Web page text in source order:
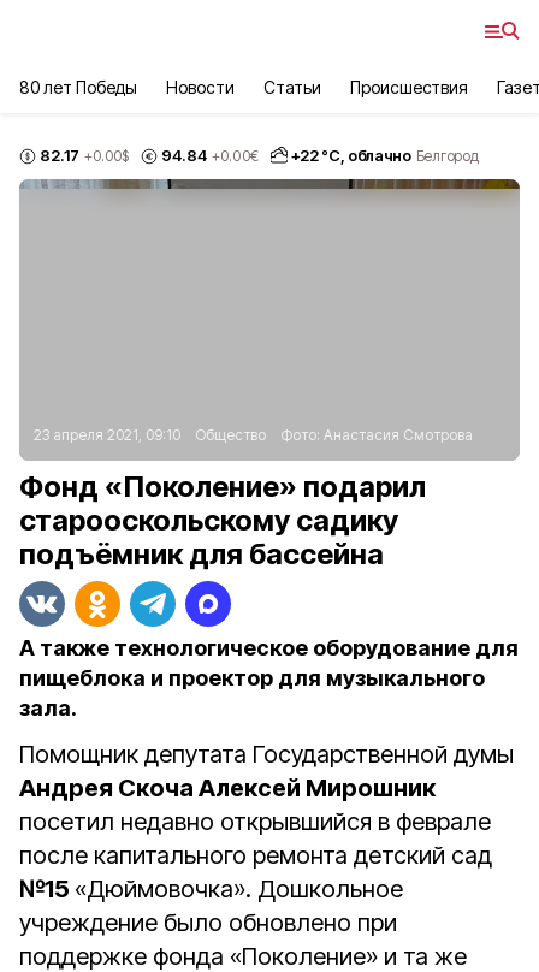
80 лет Победы Новости Статьи Происшествия
82.17 +0.00$ 94.84 +0.00€ +22°С, облачно Белгород
23 апреля 2021, 09:10 Общество Фото: Анастасия Смотрова
Фонд «Поколение» подарил
старооскольскому садику
подъёмник для бассейна
А также технологическое оборудование для
пищеблока и проектор для музыкального
зала.
Помощник депутата Государственной думы
Андрея Скоча Алексей Мирошник
посетил недавно открывшийся в феврале
после капитального ремонта детский сад
№15 «Дюймовочка». Дошкольное
учреждение было обновлено при
поддержке фонда «Поколение» и та же